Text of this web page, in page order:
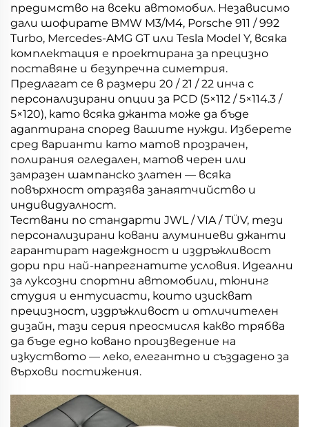
предимство на всеки автомобил. Независимо
дали шофирате BMW M3/M4, Porsche 911 / 992
Turbo, Mercedes-AMG GT или Tesla Model Y, всяка
комплектация е проектирана за прецизно
поставяне и безупречна симетрия.
Предлагат се в размери 20 / 21 / 22 инча с
персонализирани опции за PCD (5×112 / 5×114.3 /
5×120), като всяка джанта може да бъде
адаптирана според вашите нужди. Изберете
сред варианти като матов прозрачен,
полирания огледален, матов черен или
замразен шампанско златен — всяка
повърхност отразява занаятчийство и
индивидуалност.
Тествани по стандарти JWL / VIA / TÜV, тези
персонализирани ковани алуминиеви джанти
гарантират надеждност и издръжливост
дори при най-напрегнатите условия. Идеални
за луксозни спортни автомобили, тюнинг
студия и ентусиасти, които изискват
прецизност, издръжливост и отличителен
дизайн, тази серия преосмисля какво трябва
да бъде едно ковано произведение на
изкуството — леко, елегантно и създадено за
върхови постижения.